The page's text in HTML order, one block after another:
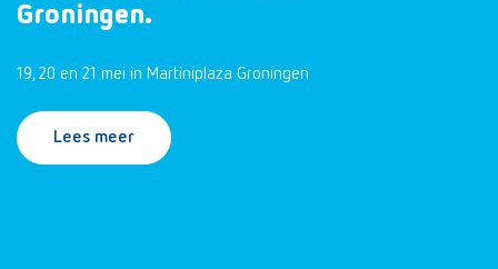
Groningen.
19, 20 en 21 mei in Martiniplaza Groningen
Lees meer